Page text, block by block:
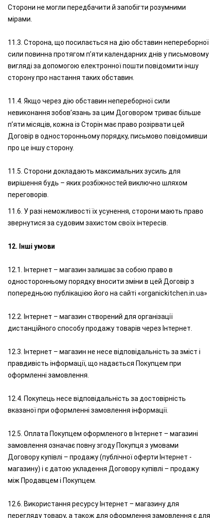
Сторони не могли передбачити й запобігти розумними
мірами.
11.3. Сторона, що посилається на дію обставин непереборної
сили повинна протягом п’яти календарних днів у письмовому
вигляді за допомогою електронної пошти повідомити іншу
сторону про настання таких обставин.
11.4. Якщо через дію обставин непереборної сили
невиконання зобов’язань за цим Договором триває більше
п’яти місяців, кожна із Сторін має право розірвати цей
Договір в односторонньому порядку, письмово повідомивши
про це іншу сторону.
11.5. Сторони докладають максимальних зусиль для
вирішення будь – яких розбіжностей виключно шляхом
переговорів.
11.6. У разі неможливості їх усунення, сторони мають право
звернутися за судовим захистом своїх інтересів.
12. Інші умови
12.1. Інтернет – магазин залишає за собою право в
односторонньому порядку вносити зміни в цей Договір з
попередньою публікацією його на сайті «organickitchen.in.ua»
12.2. Інтернет – магазин створений для організації
дистанційного способу продажу товарів через Інтернет.
12.3. Інтернет – магазин не несе відповідальність за зміст і
правдивість інформації, що надається Покупцем при
оформленні замовлення.
12.4. Покупець несе відповідальність за достовірність
вказаної при оформленні замовлення інформації.
12.5. Оплата Покупцем оформленого в Інтернет – магазині
замовлення означає повну згоду Покупця з умовами
Договору купівлі – продажу (публічної оферти Інтернет -
магазину) і є датою укладення Договору купівлі – продажу
між Продавцем і Покупцем.
12.6. Використання ресурсу Інтернет – магазину для
перегляду товару, а також для оформлення замовлення є для